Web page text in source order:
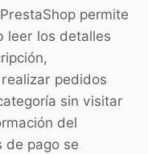
permite
leer los detalles
pedidos
sin visitar
del
de pago se